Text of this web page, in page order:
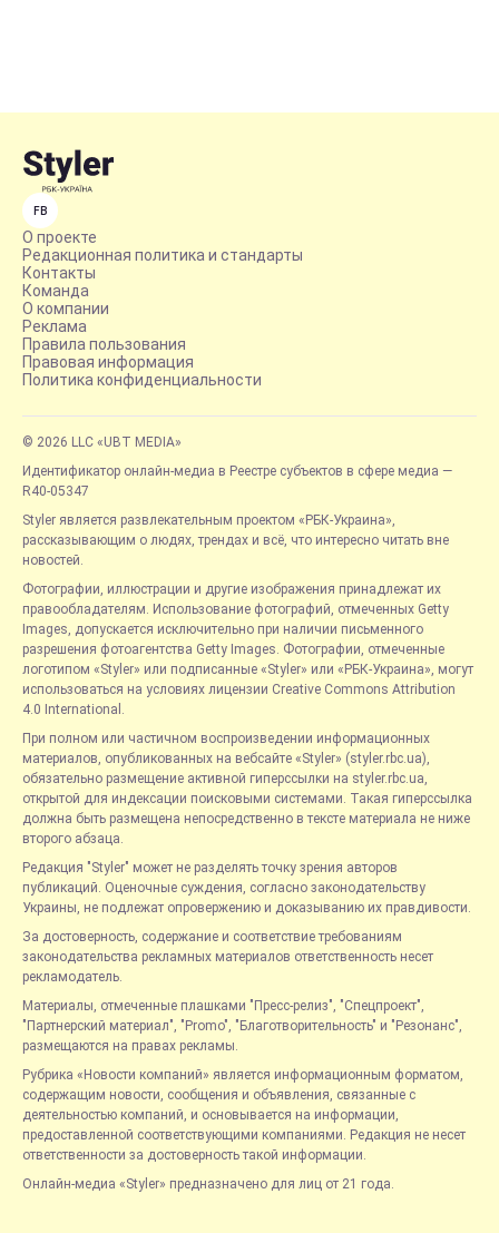
FB
О проекте
Редакционная политика и стандарты
Контакты
Команда
О компании
Реклама
Правила пользования
Правовая информация
Политика конфиденциальности
© 2026 LLC «UBT MEDIA»
Идентификатор онлайн-медиа в Реестре субъектов в сфере медиа —
R40-05347
Styler является развлекательным проектом «РБК-Украина»,
рассказывающим о людях, трендах и всё, что интересно читать вне
новостей.
Фотографии, иллюстрации и другие изображения принадлежат их
правообладателям. Использование фотографий, отмеченных Getty
Images, допускается исключительно при наличии письменного
разрешения фотоагентства Getty Images. Фотографии, отмеченные
логотипом «Styler» или подписанные «Styler» или «РБК-Украина», могут
использоваться на условиях лицензии Creative Commons Attribution
4.0 International.
При полном или частичном воспроизведении информационных
материалов, опубликованных на вебсайте «Styler» (styler.rbc.ua),
обязательно размещение активной гиперссылки на styler.rbc.ua,
открытой для индексации поисковыми системами. Такая гиперссылка
должна быть размещена непосредственно в тексте материала не ниже
второго абзаца.
Редакция "Styler" может не разделять точку зрения авторов
публикаций. Оценочные суждения, согласно законодательству
Украины, не подлежат опровержению и доказыванию их правдивости.
За достоверность, содержание и соответствие требованиям
законодательства рекламных материалов ответственность несет
рекламодатель.
Материалы, отмеченные плашками "Пресс-релиз", "Спецпроект",
"Партнерский материал", "Promo", "Благотворительность" и "Резонанс",
размещаются на правах рекламы.
Рубрика «Новости компаний» является информационным форматом,
содержащим новости, сообщения и объявления, связанные с
деятельностью компаний, и основывается на информации,
предоставленной соответствующими компаниями. Редакция не несет
ответственности за достоверность такой информации.
Онлайн-медиа «Styler» предназначено для лиц от 21 года.